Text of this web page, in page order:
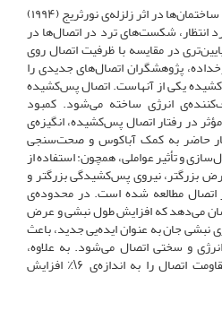
مشاهده‌ی خسارت‌های وارده به ساختمان‌ها در اثر زلزله‌ی نورثریج (۱۹۹۴)
انتظار، شکست‌های ترد در اتصال‌ها در
در مقایسه با ظرفیت اتصال روی
پژوهشگران اتصال‌های جدیدی را
یکی از آنهاست. اتصال پس‌کشیده
انرژی ساخته می‌شود. کمبود
در رفتار اتصال پس‌کشیده، انگیزه‌ی
حاضر به کمک آباکوس و صحت‌سنجی
مدل‌سازی و تأثیر عواملی، همچون: استفاده از
بزرگتر، نیروی پس‌کشیدگی بزرگتر و
اتصال مطالعه شده است. در محدوده‌ی
می‌دهد که افزایش طول نبشی و عرض
نبشی جان به عنوان ایده‌یی جدید، باعث
و سختی اتصال می‌شود. به علاوه،
افزایش نیروی پس‌کشیدگی، مقاومت اتصال را به اندازه‌ی ۶\٪ افزایش